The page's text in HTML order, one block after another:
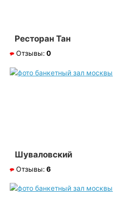
Ресторан Тан
Отзывы: 0
Шуваловский
Отзывы: 6